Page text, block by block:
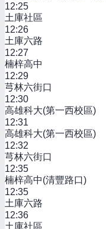
12:25
土庫社區
12:26
土庫六路
12:27
楠梓高中
12:29
芎林六街口
12:30
高雄科大(第一西校區)
12:31
高雄科大(第一西校區)
12:32
芎林六街口
12:35
楠梓高中(清豐路口)
12:35
土庫六路
12:36
土庫社區